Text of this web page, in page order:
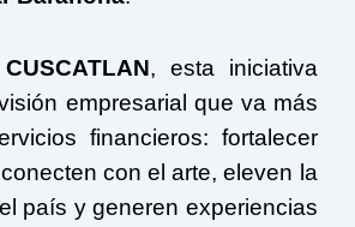
, esta iniciativa
empresarial que va más
financieros: fortalecer
con el arte, eleven la
país y generen experiencias